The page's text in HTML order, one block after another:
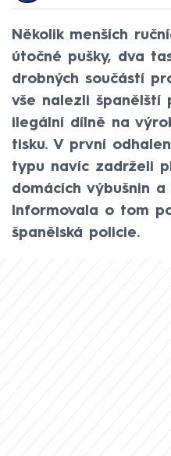
Několik menších
útočné pušky, dva
drobných součástí
vše nalezli španělští
ilegální dílně na
tisku. V první
typu navíc zadrželi
domácích výbušnin
Informovala o tom
španělská policie.